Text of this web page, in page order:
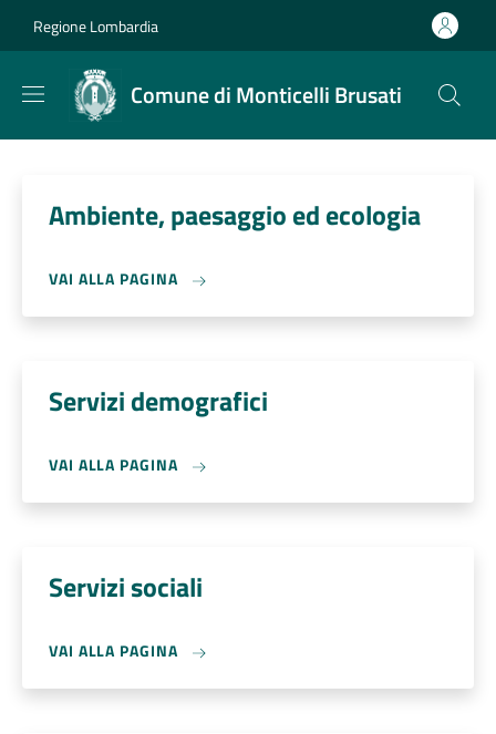
Regione Lombardia
Comune di Monticelli Brusati
Ambiente, paesaggio ed ecologia
VAI ALLA PAGINA
Servizi demografici
VAI ALLA PAGINA
Servizi sociali
VAI ALLA PAGINA